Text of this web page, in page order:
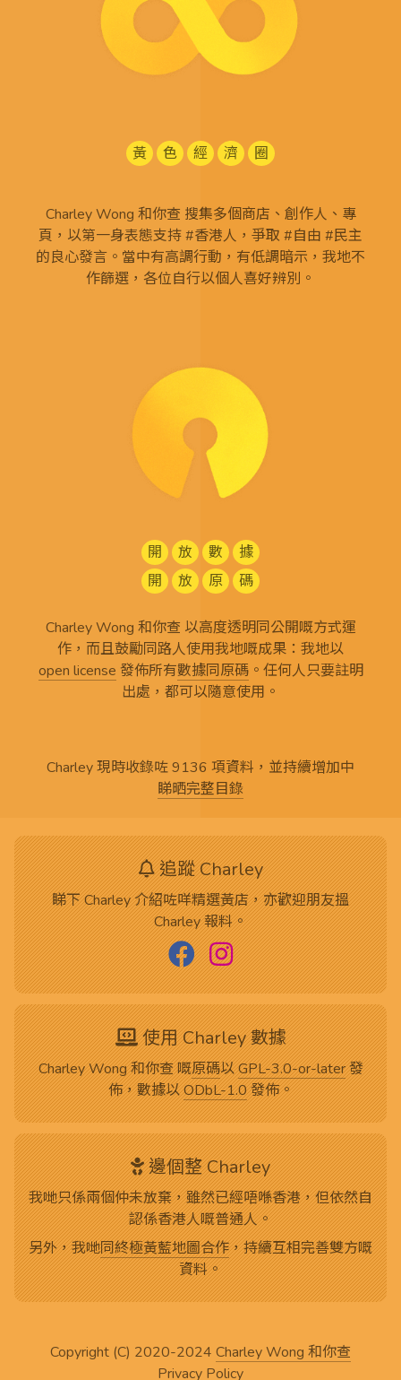
黃 色 經 濟 圈
Charley Wong 和你查 搜集多個商店、創作人、專
頁，以第一身表態支持 #香港人，爭取 #自由 #民主
的良心發言。當中有高調行動，有低調暗示，我地不
作篩選，各位自行以個人喜好辨別。
開 放 數
據
開
放 原 碼
Charley Wong 和你查 以高度透明同公開嘅方式運
作，而且鼓勵同路人使用我地嘅成果：我地以
open license 發佈所有數據同原碼。任何人只要註明
出處，都可以隨意使用。
Charley 現時收錄咗 9136 項資料，並持續增加中
睇晒完整目錄
追蹤 Charley
睇下 Charley 介紹咗咩精選黃店，亦歡迎朋友搵
Charley 報料。
使用 Charley 數據
Charley Wong 和你查 嘅原碼以GPL-3.0-or-later發
佈，數據以ODbL-1.0發佈。
邊個整 Charley
我哋只係兩個仲未放棄，雖然已經唔喺香港，但依然自
認係香港人嘅普通人。
另外，我哋同終極黃藍地圖合作，持續互相完善雙方嘅
資料。
Copyright (C) 2020-2024 Charley Wong 和你查
Privacy Policy